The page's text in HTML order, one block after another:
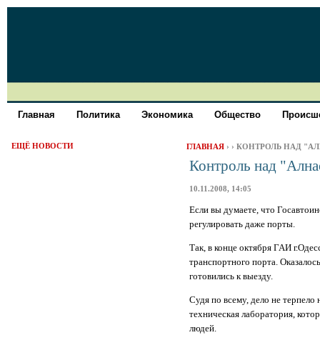
Главная Политика Экономика Общество
ЕЩЁ НОВОСТИ ГЛАВНАЯ › › КОНТРОЛЬ НАД
Контроль над
10.11.2008, 14:05
Если вы думаете, что
регулировать даже порты.
Так, в конце октября ГАИ
транспортного порта.
готовились к выезду.
Судя по всему, дело не терпело
техническая лаборатория,
людей.